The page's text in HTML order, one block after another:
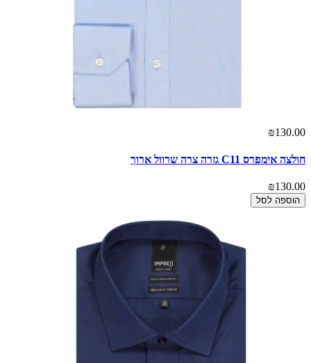
₪130.00
חולצה אימפרס C11 גזרה צרה שרוול ארוך
₪130.00
הוספה לסל